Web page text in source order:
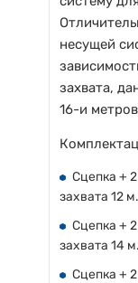
несущей
захвата,
16-и
Сцепка +
захвата 12
Сцепка +
захвата 14
Сцепка +